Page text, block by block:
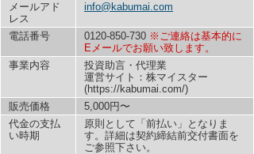
メールアド
レス
info@kabumai.com
電話番号 0120-850-730 ※ご連絡は基本的に
Eメールでお願い致します。
事業内容
投資助言・代理業
運営サイト：株マイスター
(https://kabumai.com/)
販売価格
5,000円〜
代金の支払
い時期
原則として「前払い」となりま
す。詳細は契約締結前交付書面を
ご参照下さい。